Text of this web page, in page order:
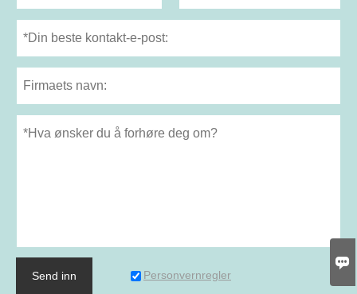
Send inn Personvernregler
